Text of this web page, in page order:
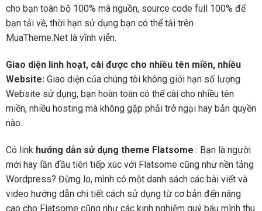
cho bạn toàn bộ 100% mã nguồn, source code full 100% để
bạn tải về, thời hạn sử dụng bạn có thể tải trên
MuaTheme.Net là vĩnh viễn.
Giao diện linh hoạt, cài được cho nhiều tên miền, nhiều
Website: Giao diện của chúng tôi không giới hạn số lượng
Website sử dụng, bạn hoàn toàn có thể cài cho nhiều tên
miền, nhiều hosting mà không gặp phải trở ngại hay bản quyền
nào.
Có link hướng dẫn sử dụng theme Flatsome : Bạn là người
mới hay lần đầu tiên tiếp xúc với Flatsome cũng như nền tảng
Wordpress? Đừng lo, mình có một danh sách các bài viết và
video hướng dẫn chi tiết cách sử dụng từ cơ bản đến nâng
cao cho Flatsome cũng như các kinh nghiệm quý báu mình thu